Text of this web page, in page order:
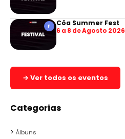
F Côa Summer Fest
6 a 8 de Agosto 2026
→ Ver todos os eventos
Categorias
Álbuns